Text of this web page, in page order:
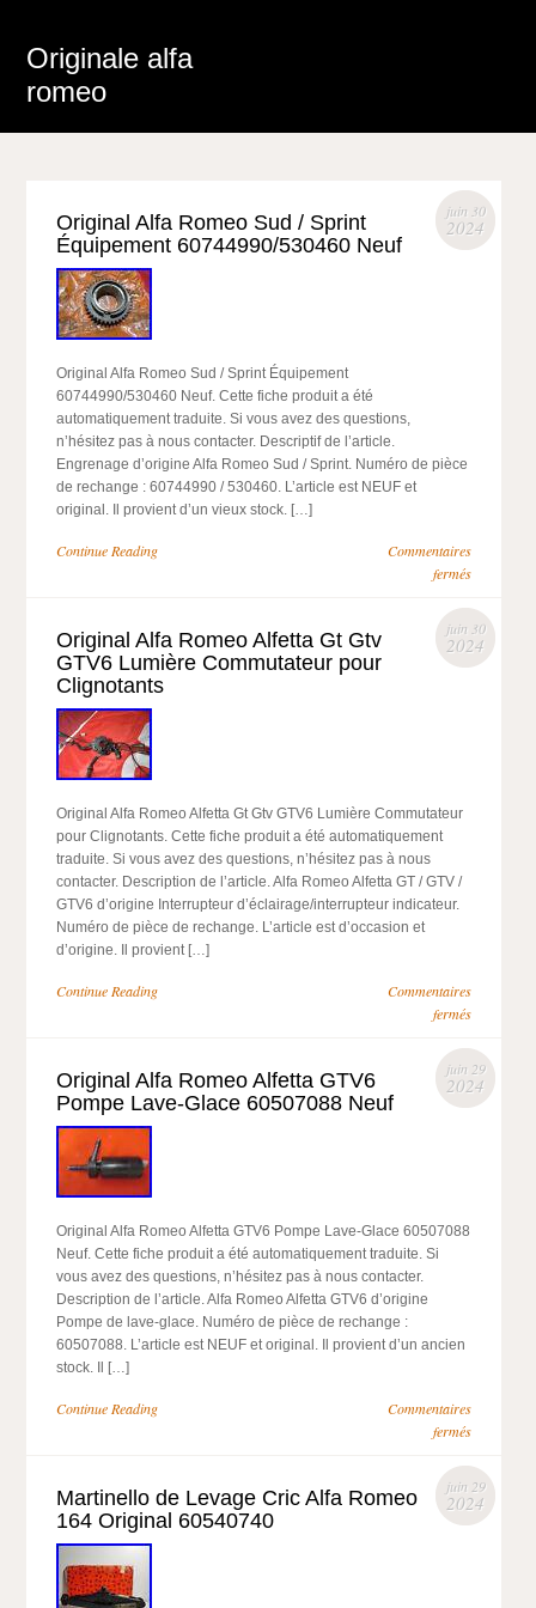
Originale alfa
romeo
juin 30
2024
Original Alfa Romeo Sud / Sprint
Équipement 60744990/530460 Neuf
Original Alfa Romeo Sud / Sprint Équipement
60744990/530460 Neuf. Cette fiche produit a été
automatiquement traduite. Si vous avez des questions,
n’hésitez pas à nous contacter. Descriptif de l’article.
Engrenage d’origine Alfa Romeo Sud / Sprint. Numéro de pièce
de rechange : 60744990 / 530460. L’article est NEUF et
original. Il provient d’un vieux stock. […]
Continue Reading
Commentaires
fermés
juin 30
2024
Original Alfa Romeo Alfetta Gt Gtv
GTV6 Lumière Commutateur pour
Clignotants
Original Alfa Romeo Alfetta Gt Gtv GTV6 Lumière Commutateur
pour Clignotants. Cette fiche produit a été automatiquement
traduite. Si vous avez des questions, n’hésitez pas à nous
contacter. Description de l’article. Alfa Romeo Alfetta GT / GTV /
GTV6 d’origine Interrupteur d’éclairage/interrupteur indicateur.
Numéro de pièce de rechange. L’article est d’occasion et
d’origine. Il provient […]
Continue Reading
Commentaires
fermés
juin 29
2024
Original Alfa Romeo Alfetta GTV6
Pompe Lave-Glace 60507088 Neuf
Original Alfa Romeo Alfetta GTV6 Pompe Lave-Glace 60507088
Neuf. Cette fiche produit a été automatiquement traduite. Si
vous avez des questions, n’hésitez pas à nous contacter.
Description de l’article. Alfa Romeo Alfetta GTV6 d’origine
Pompe de lave-glace. Numéro de pièce de rechange :
60507088. L’article est NEUF et original. Il provient d’un ancien
stock. Il […]
Continue Reading
Commentaires
fermés
juin 29
2024
Martinello de Levage Cric Alfa Romeo
164 Original 60540740